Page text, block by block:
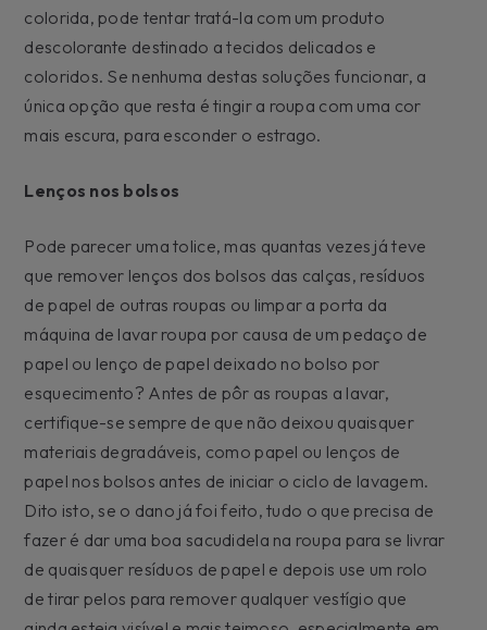
colorida, pode tentar tratá-la com um produto
descolorante destinado a tecidos delicados e
coloridos. Se nenhuma destas soluções funcionar, a
única opção que resta é tingir a roupa com uma cor
mais escura, para esconder o estrago.
Lenços nos bolsos
Pode parecer uma tolice, mas quantas vezes já teve
que remover lenços dos bolsos das calças, resíduos
de papel de outras roupas ou limpar a porta da
máquina de lavar roupa por causa de um pedaço de
papel ou lenço de papel deixado no bolso por
esquecimento? Antes de pôr as roupas a lavar,
certifique-se sempre de que não deixou quaisquer
materiais degradáveis, como papel ou lenços de
papel nos bolsos antes de iniciar o ciclo de lavagem.
Dito isto, se o dano já foi feito, tudo o que precisa de
fazer é dar uma boa sacudidela na roupa para se livrar
de quaisquer resíduos de papel e depois use um rolo
de tirar pelos para remover qualquer vestígio que